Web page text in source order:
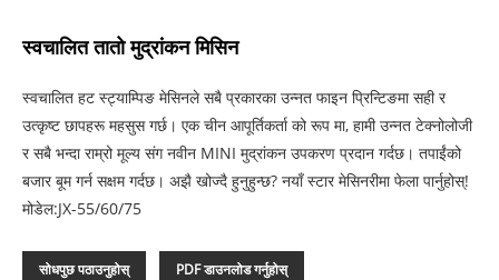
स्वचालित तातो मुद्रांकन मिसिन
स्वचालित हट स्ट्याम्पिङ मेसिनले सबै प्रकारका उन्नत फाइन प्रिन्टिङमा सही र
उत्कृष्ट छापहरू महसुस गर्छ। एक चीन आपूर्तिकर्ता को रूप मा, हामी उन्नत टेक्नोलोजी
र सबै भन्दा राम्रो मूल्य संग नवीन MINI मुद्रांकन उपकरण प्रदान गर्दछ। तपाईंको
बजार बूम गर्न सक्षम गर्दछ। अझै खोज्दै हुनुहुन्छ? नयाँ स्टार मेसिनरीमा फेला पार्नुहोस्!
मोडेल:JX-55/60/75
सोधपुछ पठाउनुहोस् PDF डाउनलोड गर्नुहोस्